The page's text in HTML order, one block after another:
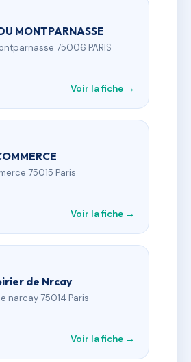
MONTPARNASSE
75006 PARIS
Voir la fiche →
75015 Paris
Voir la fiche →
de Nrcay
narcay 75014 Paris
Voir la fiche →